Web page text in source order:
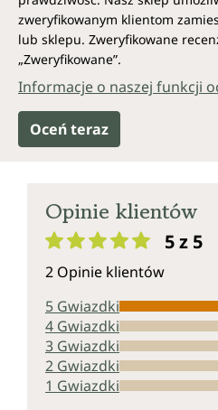
zweryfikowanym klientom
lub sklepu. Zweryfikowane
„Zweryfikowane”.
Informacje o naszej funkcji
Oceń teraz
Opinie klientów
5 z 5
2 Opinie klientów
5 Gwiazdki
4 Gwiazdki
3 Gwiazdki
2 Gwiazdki
1 Gwiazdki